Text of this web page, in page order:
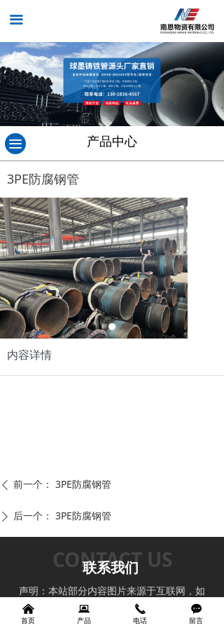
끀
产品中心
끀
3PE防腐钢管
内容详情
ꄴ 前一个： 3PE防腐钢管
ꄲ 后一个： 3PE防腐钢管
CONTACT US
联系我们
声明：本站部分内容图片来源于互联网，如
有侵权及时联系管理员删除，谢谢！
낀
首页
뀵
产品
끅
电话
끁
留言